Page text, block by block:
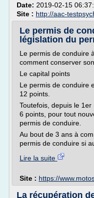
Date: 2019-02-15
Site : http://aac-
Le permis de
législation du
Le permis de conduire
comment conserver
Le capital points
Le permis de conduire
12 points.
Toutefois, depuis le
6 points, pour tout
permis de conduire.
Au bout de 3 ans à
permis de conduire si
Lire la suite
Site : https://
La récupération